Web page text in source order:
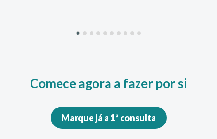
Comece agora a fazer por si
Marque já a 1ª consulta